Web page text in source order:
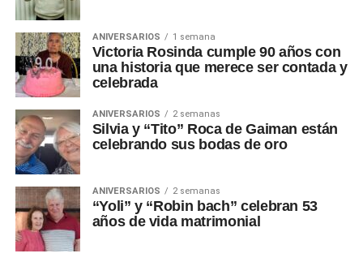
ANIVERSARIOS 1 semana
Victoria Rosinda cumple 90 años con
una historia que merece ser contada y
celebrada
ANIVERSARIOS 2 semanas
Silvia y “Tito” Roca de Gaiman están
celebrando sus bodas de oro
ANIVERSARIOS 2 semanas
“Yoli” y “Robin bach” celebran 53
años de vida matrimonial